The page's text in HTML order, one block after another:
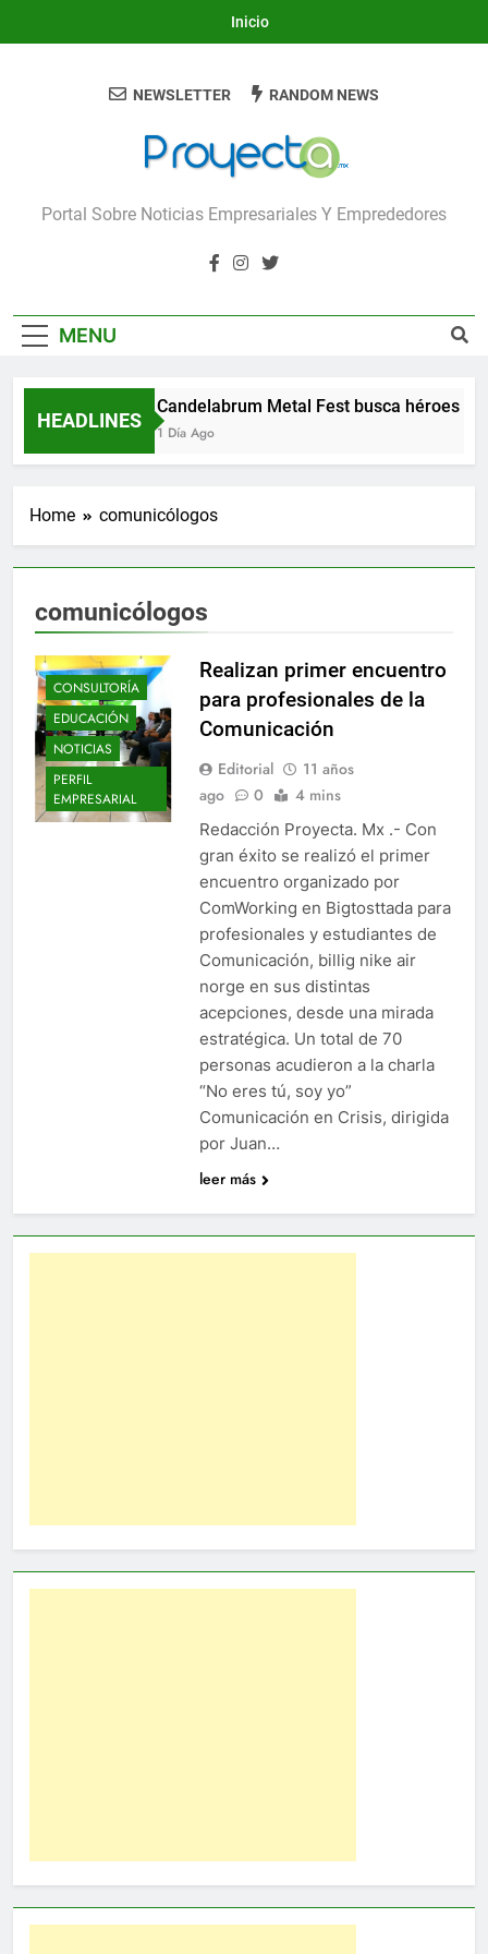
Inicio
Proyecta
Portal Sobre Noticias Empresariales Y Emprededores
NEWSLETTER RANDOM NEWS
MENU
HEADLINES
Candelabrum Metal Fest busca héroes de
1 Día Ago
Home comunicólogos
comunicólogos
CONSULTORÍA
EDUCACIÓN
NOTICIAS
PERFIL
EMPRESARIAL
Realizan primer encuentro
para profesionales de la
Comunicación
Editorial
11 años
ago
0 4 mins
Redacción Proyecta. Mx .- Con
gran éxito se realizó el primer
encuentro organizado por
ComWorking en Bigtosttada para
profesionales y estudiantes de
Comunicación, billig nike air
norge en sus distintas
acepciones, desde una mirada
estratégica. Un total de 70
personas acudieron a la charla
“No eres tú, soy yo”
Comunicación en Crisis, dirigida
por Juan…
leer más